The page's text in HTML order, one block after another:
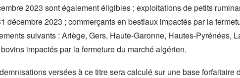
2023 sont également éligibles ; exploitations de petits
décembre 2023 ; commerçants en bestiaux impactés par la
suivants : Ariège, Gers, Haute-Garonne, Hautes-Pyrénées,
impactés par la fermeture du marché algérien.
versées à ce titre sera calculé sur une base forfaitaire